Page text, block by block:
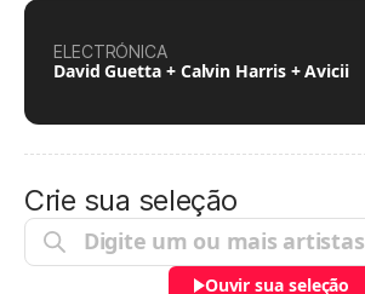
ELECTRÓNICA
David Guetta + Calvin Harris + Avicii
Crie sua seleção
Ouvir sua seleção